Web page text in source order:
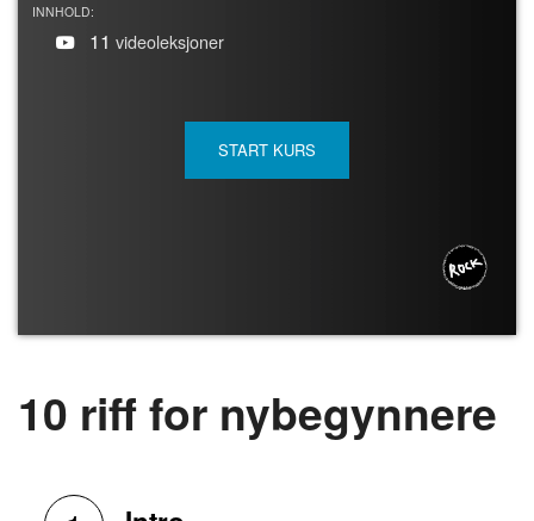
INNHOLD:
11 videoleksjoner
START KURS
10 riff for nybegynnere